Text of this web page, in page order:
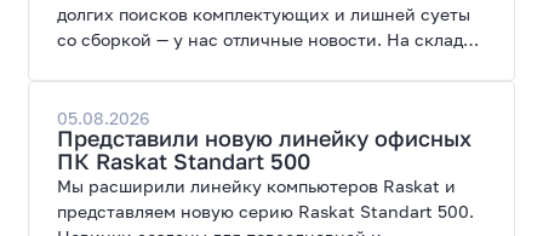
долгих поисков комплектующих и лишней суеты
со сборкой — у нас отличные новости. На склад
современных игр и работы с нейросетями.
05.08.2026
Представили новую линейку офисных
ПК Raskat Standart 500
Мы расширили линейку компьютеров Raskat и
представляем новую серию Raskat Standart 500.